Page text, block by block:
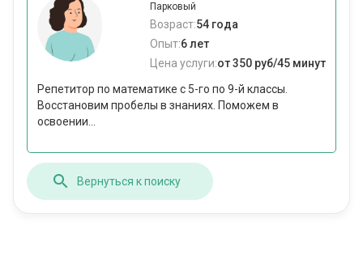
Парковый
Возраст:54 года
Опыт:6 лет
Цена услуги:от 350 руб/45 минут
Репетитор по математике с 5-го по 9-й классы.
Восстановим пробелы в знаниях. Поможем в
освоении...
Вернуться к поиску